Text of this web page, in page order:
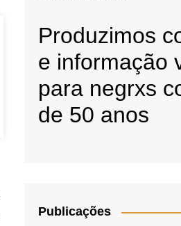
Produzimos
e informação
para negrxs
de 50 anos
Publicações